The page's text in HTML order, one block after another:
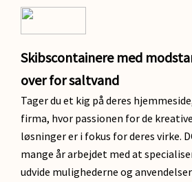
Skibscontainere med
over for saltvand
Tager du et kig på deres
firma, hvor passionen for de
løsninger er i fokus for deres virke.
mange år arbejdet med at
udvide mulighederne og